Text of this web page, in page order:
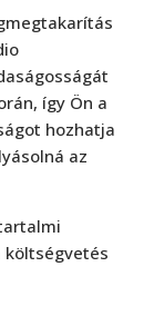
így Ön a
hozhatja
az
költségvetés